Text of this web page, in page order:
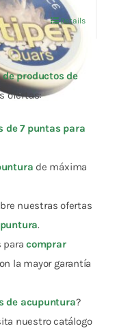
Details
productos de
ofertas:
de 7 puntas para
de máxima
nuestras ofertas
.
paracomprar
la mayor garantía
de acupuntura?
nuestro catálogo